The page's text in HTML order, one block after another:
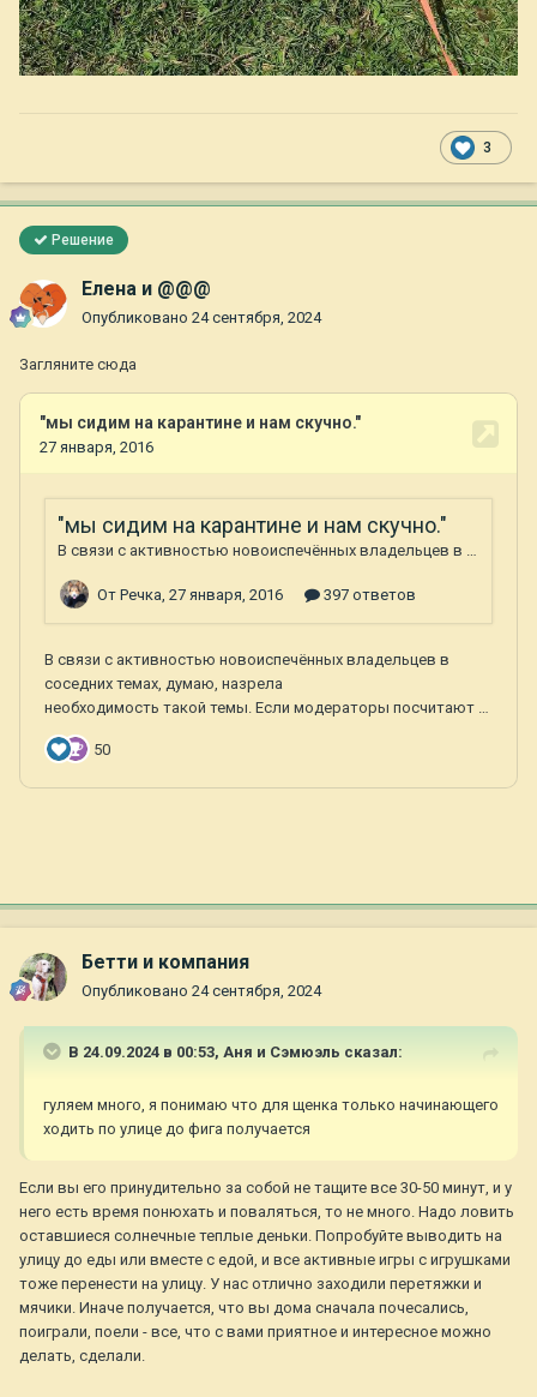
3
Решение
Елена и @@@
Опубликовано 24 сентября, 2024
Загляните сюда
Бетти и компания
Опубликовано 24 сентября, 2024
В 24.09.2024 в 00:53, Аня и Сэмюэль сказал:
гуляем много, я понимаю что для щенка только начинающего
ходить по улице до фига получается
Если вы его принудительно за собой не тащите все 30-50 минут, и у
него есть время понюхать и поваляться, то не много. Надо ловить
оставшиеся солнечные теплые деньки. Попробуйте выводить на
улицу до еды или вместе с едой, и все активные игры с игрушками
тоже перенести на улицу. У нас отлично заходили перетяжки и
мячики. Иначе получается, что вы дома сначала почесались,
поиграли, поели - все, что с вами приятное и интересное можно
делать, сделали.